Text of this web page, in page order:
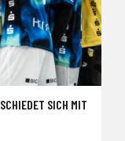
SICH MIT